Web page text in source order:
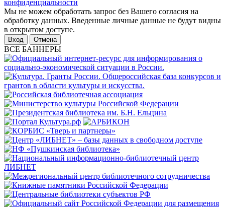
конфиденциальности
Мы не можем обработать запрос без Вашего согласия на
обработку данных. Введенные личные данные не будут видны
в открытом доступе.
Отмена
ВСЕ БАННЕРЫ